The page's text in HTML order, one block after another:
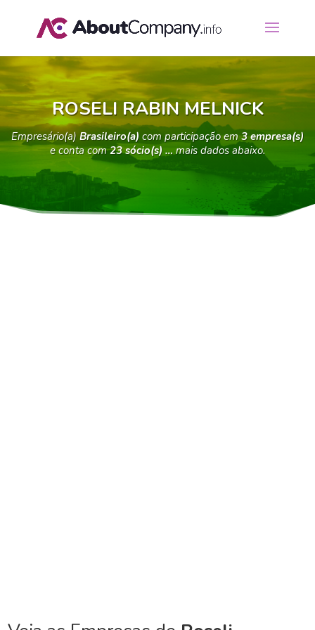
ROSELI RABIN MELNICK
Empresário(a)Brasileiro(a) com participação em3 empresa(s)
e conta com23 sócio(s) …mais dados abaixo.